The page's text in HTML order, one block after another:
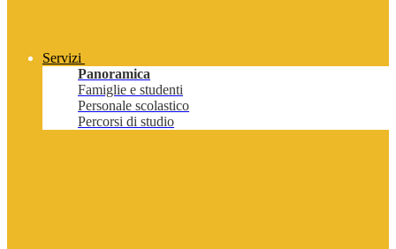
Servizi
Panoramica
Famiglie e studenti
Personale scolastico
Percorsi di studio